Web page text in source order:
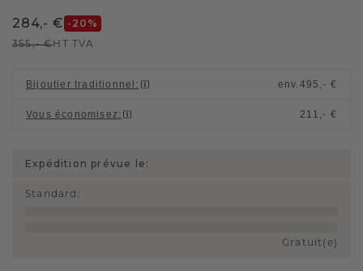
284,- € -20 %
355,- €HT TVA
Bijoutier traditionnel : env. 495,- €
Vous économisez: 211,- €
Expédition prévue le:
Standard :
Gratuit(e)